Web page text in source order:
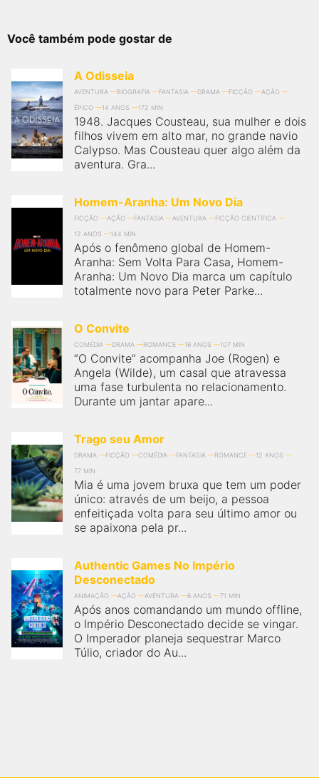
Você também pode gostar de
A Odisseia
AVENTURA BIOGRAFIA FANTASIA DRAMA FICÇÃO
AÇÃO
ÉPICO
14 ANOS 172 MIN
1948. Jacques Cousteau, sua mulher e dois
filhos vivem em alto mar, no grande navio
Calypso. Mas Cousteau quer algo além da
aventura. Gra...
Homem-Aranha: Um Novo Dia
FICÇÃO AÇÃO FANTASIA AVENTURA
FICÇÃO CIENTÍFICA
12 ANOS
144 MIN
Após o fenômeno global de Homem-
Aranha: Sem Volta Para Casa, Homem-
Aranha: Um Novo Dia marca um capítulo
totalmente novo para Peter Parke...
O Convite
COMÉDIA DRAMA ROMANCE 16 ANOS 107 MIN
“O Convite” acompanha Joe (Rogen) e
Angela (Wilde), um casal que atravessa
uma fase turbulenta no relacionamento.
Durante um jantar apare...
Trago seu Amor
DRAMA FICÇÃO COMÉDIA FANTASIA ROMANCE
12 ANOS
77 MIN
Mia é uma jovem bruxa que tem um poder
único: através de um beijo, a pessoa
enfeitiçada volta para seu último amor ou
se apaixona pela pr...
Authentic Games No Império
Desconectado
ANIMAÇÃO AÇÃO AVENTURA 6 ANOS 71 MIN
Após anos comandando um mundo offline,
o Império Desconectado decide se vingar.
O Imperador planeja sequestrar Marco
Túlio, criador do Au...